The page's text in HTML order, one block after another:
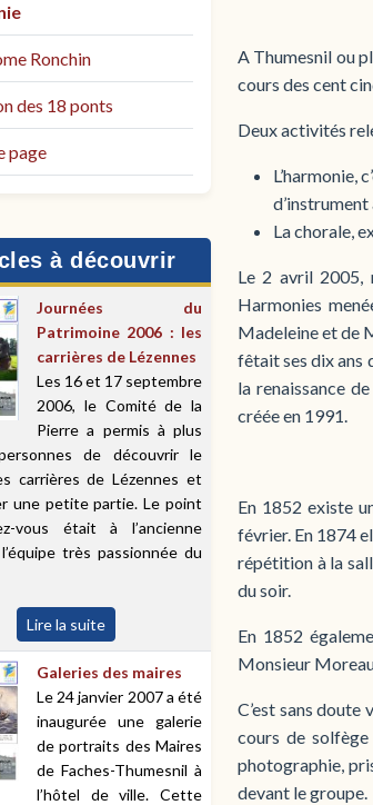
Ronchin
des 18 ponts
page
à découvrir
Journées du
Patrimoine 2006 : les
carrières de Lézennes
Les 16 et 17 septembre
2006, le Comité de la
Pierre a permis à plus
de découvrir le
carrières de Lézennes et
une petite partie. Le point
vous était à l’ancienne
très passionnée du
Lire la suite
Galeries des maires
Le 24 janvier 2007 a été
inaugurée une galerie
de portraits des Maires
de Faches-Thumesnil à
l’hôtel de ville. Cette
A Thumesnil ou
cours des cent
Deux activités
L’harmonie,
d’instrument
La chorale,
Le 2 avril 2005,
Harmonies
Madeleine et de
fêtait ses dix ans
la renaissance
créée en 1991.
En 1852 existe
février. En 1874
répétition à la
du soir.
En 1852
Monsieur
C’est sans
cours de
photographie,
devant le groupe.